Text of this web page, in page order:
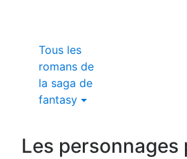
Tous les
romans de
la saga de
fantasy
Les